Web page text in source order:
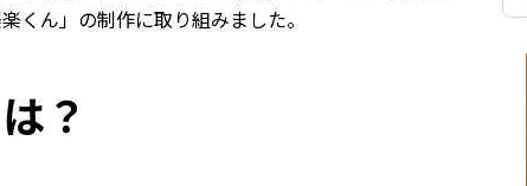
くん」の制作に取り組みました。
？